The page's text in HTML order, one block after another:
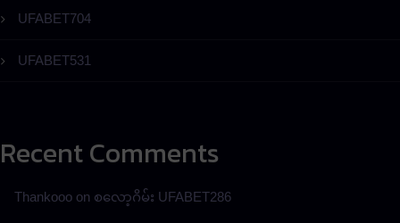
UFABET704
UFABET531
Recent Comments
Thankooo on စလော့ဂိမ်း UFABET286